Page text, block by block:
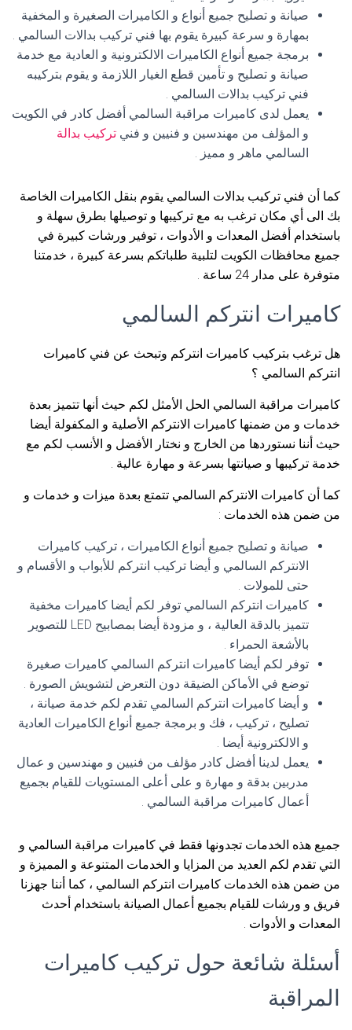
صيانة و تصليح جميع أنواع و الكاميرات الصغيرة و المخفية
بمهارة و سرعة كبيرة يقوم بها فني تركيب بدالات السالمي .
برمجة جميع أنواع الكاميرات الالكترونية و العادية مع خدمة
صيانة و تصليح و تأمين قطع الغيار اللازمة و يقوم بتركيبه
فني تركيب بدالات السالمي .
يعمل لدى كاميرات مراقبة السالمي أفضل كادر في الكويت
و المؤلف من مهندسين و فنيين و فني تركيب بدالة
السالمي ماهر و مميز .
كما أن فني تركيب بدالات السالمي يقوم بنقل الكاميرات الخاصة
بك الى أي مكان ترغب به مع تركيبها و توصيلها بطرق سهلة و
باستخدام أفضل المعدات و الأدوات ، توفير ورشات كبيرة في
جميع محافظات الكويت لتلبية طلباتكم بسرعة كبيرة ، خدمتنا
متوفرة على مدار 24 ساعة .
كاميرات انتركم السالمي
هل ترغب بتركيب كاميرات انتركم وتبحث عن فني كاميرات
انتركم السالمي ؟
كاميرات مراقبة السالمي الحل الأمثل لكم حيث أنها تتميز بعدة
خدمات و من ضمنها كاميرات الانتركم الأصلية و المكفولة أيضا
حيث أننا نستوردها من الخارج و نختار الأفضل و الأنسب لكم مع
خدمة تركيبها و صيانتها بسرعة و مهارة عالية .
كما أن كاميرات الانتركم السالمي تتمتع بعدة ميزات و خدمات و
من ضمن هذه الخدمات :
صيانة و تصليح جميع أنواع الكاميرات ، تركيب كاميرات
الانتركم السالمي و أيضا تركيب انتركم للأبواب و الأقسام و
حتى للمولات .
كاميرات انتركم السالمي توفر لكم أيضا كاميرات مخفية
تتميز بالدقة العالية ، و مزودة أيضا بمصابيح LED للتصوير
بالأشعة الحمراء .
توفر لكم أيضا كاميرات انتركم السالمي كاميرات صغيرة
توضع في الأماكن الضيقة دون التعرض لتشويش الصورة .
و أيضا كاميرات انتركم السالمي تقدم لكم خدمة صيانة ،
تصليح ، تركيب ، فك و برمجة جميع أنواع الكاميرات العادية
و الالكترونية أيضا .
يعمل لدينا أفضل كادر مؤلف من فنيين و مهندسين و عمال
مدربين بدقة و مهارة و على أعلى المستويات للقيام بجميع
أعمال كاميرات مراقبة السالمي .
جميع هذه الخدمات تجدونها فقط في كاميرات مراقبة السالمي و
التي تقدم لكم العديد من المزايا و الخدمات المتنوعة و المميزة و
من ضمن هذه الخدمات كاميرات انتركم السالمي ، كما أننا جهزنا
فريق و ورشات للقيام بجميع أعمال الصيانة باستخدام أحدث
المعدات و الأدوات .
أسئلة شائعة حول تركيب كاميرات
المراقبة